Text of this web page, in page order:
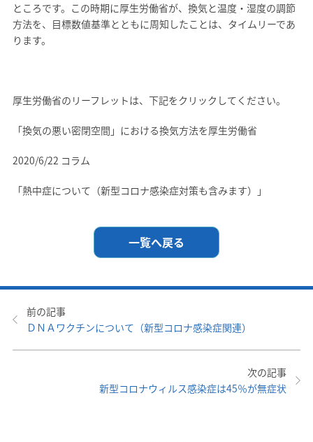
ところです。この時期に厚生労働省が、換気と温度・湿度の調節
方法を、目標数値基準とともに周知したことは、タイムリーであ
ります。
厚生労働省のリーフレットは、下記をクリックしてください。
「換気の悪い密閉空間」における換気方法を厚生労働省
2020/6/22 コラム
「熱中症について（新型コロナ感染症対策も含みます）」
一覧へ戻る
前の記事
ＤＮＡワクチンについて（新型コロナ感染症関連）
次の記事
新型コロナウィルス感染症は45％が無症状